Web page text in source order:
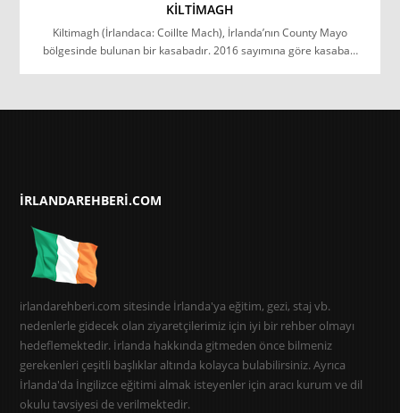
KILTIMAGH
Kiltimagh (İrlandaca: Coillte Mach), İrlanda’nın County Mayo
bölgesinde bulunan bir kasabadır. 2016 sayımına göre kasaba…
IRLANDAREHBERI.COM
irlandarehberi.com sitesinde İrlanda'ya eğitim, gezi, staj vb.
nedenlerle gidecek olan ziyaretçilerimiz için iyi bir rehber olmayı
hedeflemektedir. İrlanda hakkında gitmeden önce bilmeniz
gerekenleri çeşitli başlıklar altında kolayca bulabilirsiniz. Ayrıca
İrlanda'da İngilizce eğitimi almak isteyenler için aracı kurum ve dil
okulu tavsiyesi de verilmektedir.